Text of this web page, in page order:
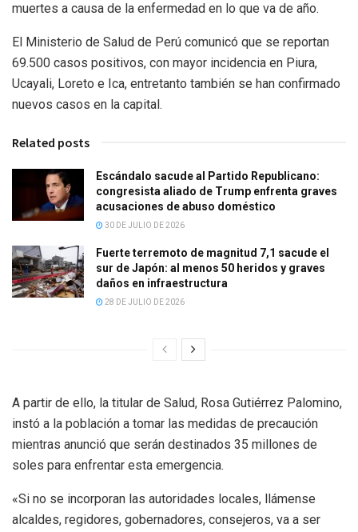
muertes a causa de la enfermedad en lo que va de año.
El Ministerio de Salud de Perú comunicó que se reportan
69.500 casos positivos, con mayor incidencia en Piura,
Ucayali, Loreto e Ica, entretanto también se han confirmado
nuevos casos en la capital.
Related posts
Escándalo sacude al Partido Republicano:
congresista aliado de Trump enfrenta graves
acusaciones de abuso doméstico
30 DE JULIO DE 2026
Fuerte terremoto de magnitud 7,1 sacude el
sur de Japón: al menos 50 heridos y graves
daños en infraestructura
28 DE JULIO DE 2026
A partir de ello, la titular de Salud, Rosa Gutiérrez Palomino,
instó a la población a tomar las medidas de precaución
mientras anunció que serán destinados 35 millones de
soles para enfrentar esta emergencia.
«Si no se incorporan las autoridades locales, llámense
alcaldes, regidores, gobernadores, consejeros, va a ser